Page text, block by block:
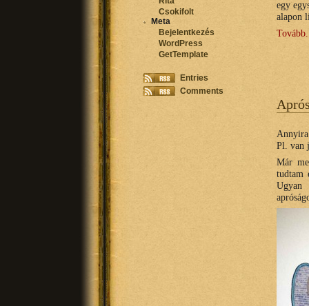
egy
alapon
Pl. van
Már
tudtam
Csokifolt
Meta
Bejelentkezés
WordPress
GetTemplate
Entries
Comments